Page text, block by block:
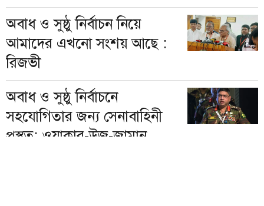
অবাধ ও সুষ্ঠু নির্বাচন নিয়ে
আমাদের এখনো সংশয় আছে :
রিজভী
অবাধ ও সুষ্ঠু নির্বাচনে
সহযোগিতার জন্য সেনাবাহিনী
প্রস্তুত: ওয়াকার-উজ-জামান